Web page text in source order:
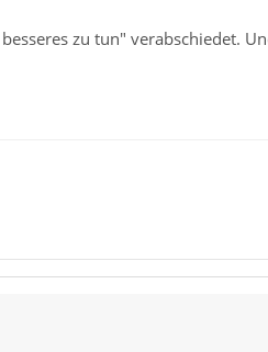
zu tun" verabschiedet.